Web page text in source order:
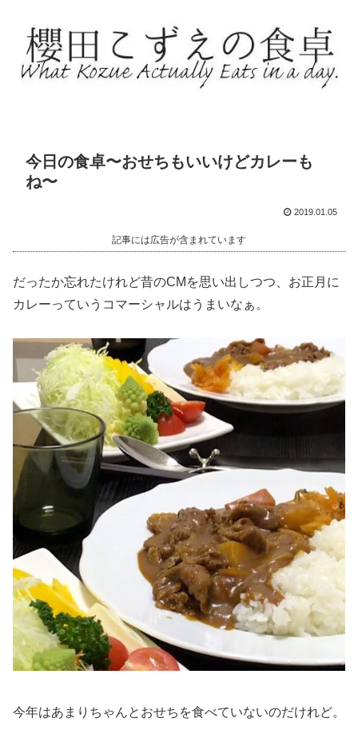
今日の食卓〜おせちもいいけどカレーも
ね〜
2019.01.05
記事には広告が含まれています
だったか忘れたけれど昔のCMを思い出しつつ、お正月に
カレーっていうコマーシャルはうまいなぁ。
今年はあまりちゃんとおせちを食べていないのだけれど。